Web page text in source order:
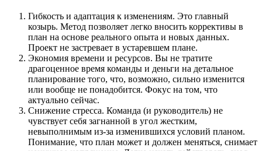
Гибкость и адаптация к изменениям. Это главный
козырь. Метод позволяет легко вносить коррективы в
план на основе реального опыта и новых данных.
Проект не застревает в устаревшем плане.
Экономия времени и ресурсов. Вы не тратите
драгоценное время команды и деньги на детальное
планирование того, что, возможно, сильно изменится
или вообще не понадобится. Фокус на том, что
актуально сейчас.
Снижение стресса. Команда (и руководитель) не
чувствует себя загнанной в угол жестким,
невыполнимым из-за изменившихся условий планом.
Понимание, что план может и должен меняться, снимает